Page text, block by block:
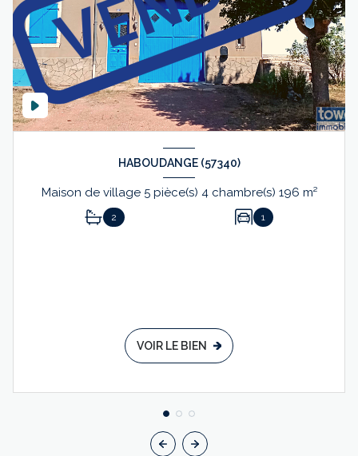
HABOUDANGE (57340)
Maison de village 5 pièce(s) 4 chambre(s) 196 m²
2 1
VOIR LE BIEN